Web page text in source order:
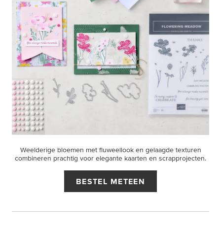
Weelderige bloemen met fluweellook en gelaagde texturen
combineren prachtig voor elegante kaarten en scrapprojecten.
BESTEL METEEN